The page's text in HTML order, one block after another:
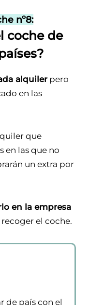
nº8:
coche de
alquilerpero
en las
que
en las que no
un extra por
en la empresa
el coche.
de país con el